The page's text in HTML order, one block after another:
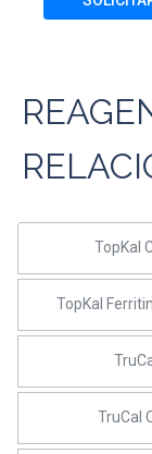
TopKal
TopKal
TruCal